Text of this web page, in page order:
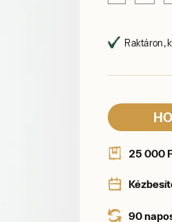
Raktáron,
25 000
90